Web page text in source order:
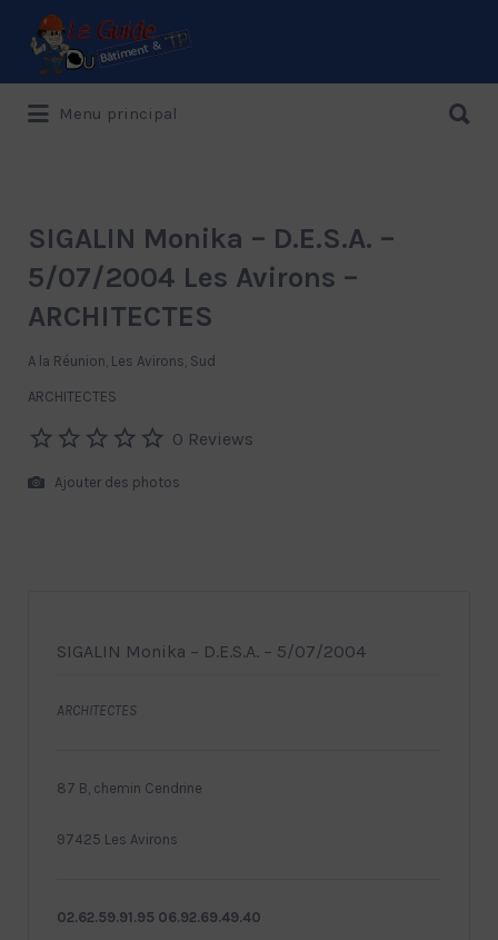
Le Guide de référence depuis 1995
Rechercher:
Menu principal
SIGALIN Monika – D.E.S.A. –
5/07/2004 Les Avirons –
ARCHITECTES
A la Réunion, Les Avirons, Sud
ARCHITECTES
0 Reviews
Ajouter des photos
SIGALIN Monika – D.E.S.A. – 5/07/2004
ARCHITECTES
87 B, chemin Cendrine
97425 Les Avirons
02.62.59.91.95 06.92.69.49.40